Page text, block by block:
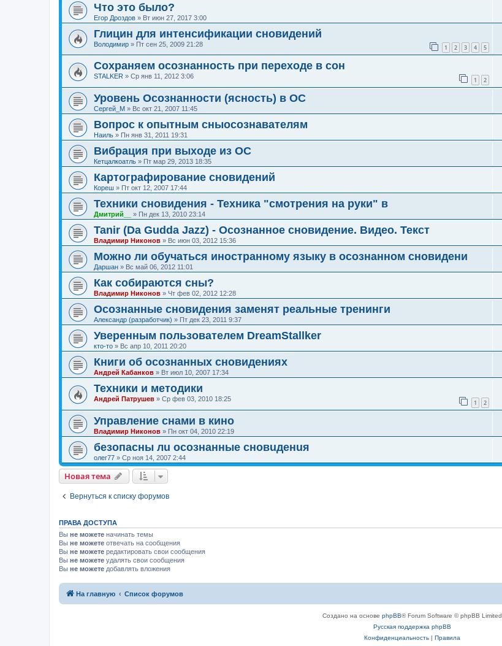
Что это было?
Егор Дроздов » Вт июн 27, 2017 3:00
Глицин для интенсификации сновидений
Володимир » Пт сен 25, 2009 21:28 1 2 3 4 5
Сохраняем осознанность при переходе в сон
STALKER » Ср янв 11, 2012 3:06 1 2
Уровень Осознанности (ясность) в ОС
Сергей_М » Вс окт 21, 2007 11:45
Вопрос к опытным сныосознавателям
Наиль » Пн янв 31, 2011 19:31
Вибрация при выходе из ОС
Кетцалкоатль » Пт мар 29, 2013 18:35
Картографирование сновидений
Кореш » Пт окт 12, 2007 17:44
Техники сновидения - Техника "смотрения на руки" в
Дмитрий__ » Пн дек 13, 2010 23:14
Tanir (Da Gudda Jazz) - Осознанное сновидение. Видео. Текст
Владимир Никонов » Вс июн 03, 2012 15:36
Можно ли обучаться иностранному языку в осознанном сновидени
Даршан » Вс май 06, 2012 11:01
Как собираются сны?
Владимир Никонов » Чт фев 02, 2012 12:28
Осознанные сновидения заменят реальные тренинги
Александр (разработчик) » Пт дек 23, 2011 9:37
Уверенным пользователем DreamStallker
кто-то » Вс апр 10, 2011 20:20
Книги об осознанных сновидениях
Андрей Кабанков » Вт июл 10, 2007 17:34
Техники и методики
Андрей Патрушев » Ср фев 03, 2010 18:25 1 2
Управление снами в кино
Владимир Никонов » Пн окт 04, 2010 22:19
безопасны лu осознанные сновuденuя
олег77 » Ср ноя 14, 2007 2:44
Новая тема
Вернуться к списку форумов
ПРАВА ДОСТУПА
Вы не можете начинать темы
Вы не можете отвечать на сообщения
Вы не можете редактировать свои сообщения
Вы не можете удалять свои сообщения
Вы не можете добавлять вложения
На главную Список форумов
Создано на основе phpBB® Forum Software © phpBB Limited
Русская поддержка phpBB
Конфиденциальность| Правила